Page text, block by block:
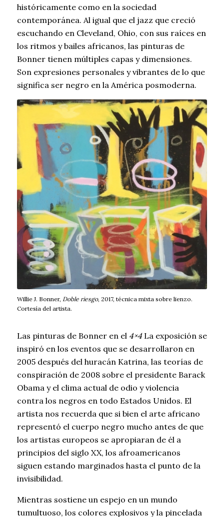
históricamente como en la sociedad
contemporánea. Al igual que el jazz que creció
escuchando en Cleveland, Ohio, con sus raíces en
los ritmos y bailes africanos, las pinturas de
Bonner tienen múltiples capas y dimensiones.
Son expresiones personales y vibrantes de lo que
significa ser negro en la América posmoderna.
Willie J. Bonner, Doble riesgo, 2017, técnica mixta sobre lienzo.
Cortesía del artista.
Las pinturas de Bonner en el 4×4La exposición se
inspiró en los eventos que se desarrollaron en
2005 después del huracán Katrina, las teorías de
conspiración de 2008 sobre el presidente Barack
Obama y el clima actual de odio y violencia
contra los negros en todo Estados Unidos. El
artista nos recuerda que si bien el arte africano
representó el cuerpo negro mucho antes de que
los artistas europeos se apropiaran de él a
principios del siglo XX, los afroamericanos
siguen estando marginados hasta el punto de la
invisibilidad.
Mientras sostiene un espejo en un mundo
tumultuoso, los colores explosivos y la pincelada